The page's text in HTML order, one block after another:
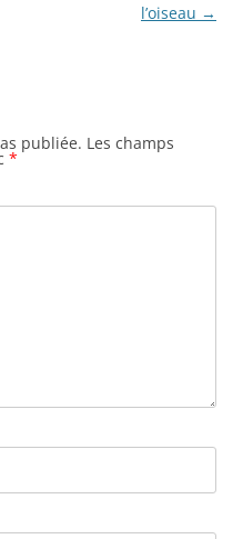
l’oiseau →
publiée. Les champs
*